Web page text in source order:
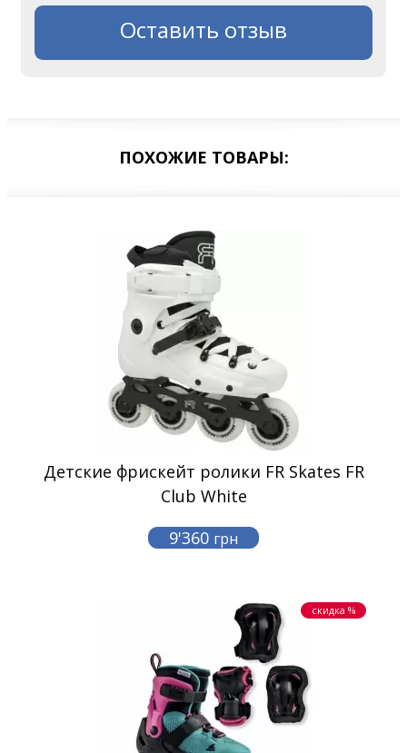
Оставить отзыв
ПОХОЖИЕ ТОВАРЫ:
Детские фрискейт ролики FR Skates FR
Club White
9'360 грн
скидка %